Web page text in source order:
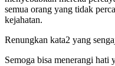
semua orang yang tidak
kejahatan.
Renungkan kata2 yang
Semoga bisa menerangi hati